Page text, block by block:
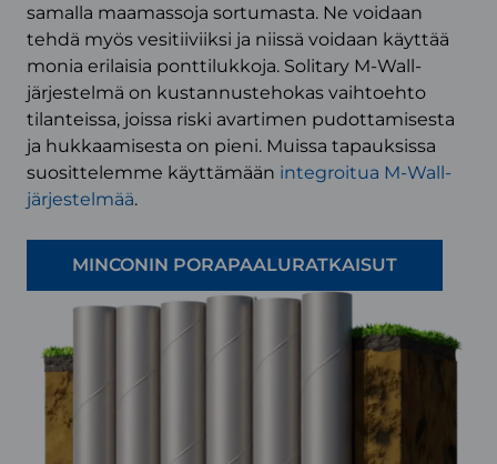
samalla maamassoja sortumasta. Ne voidaan
tehdä myös vesitiiviiksi ja niissä voidaan käyttää
monia erilaisia ponttilukkoja. Solitary M-Wall-
järjestelmä on kustannustehokas vaihtoehto
tilanteissa, joissa riski avartimen pudottamisesta
ja hukkaamisesta on pieni. Muissa tapauksissa
suosittelemme käyttämään integroitua M-Wall-
järjestelmää.
MINCONIN PORAPAALURATKAISUT